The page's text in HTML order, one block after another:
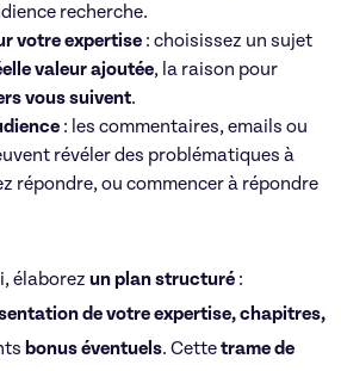
recherche.
votre expertise : choisissez un sujet
valeur ajoutée, la raison pour
vous suivent.
: les commentaires, emails ou
révéler des problématiques à
répondre, ou commencer à répondre
élaborez un plan structuré :
de votre expertise, chapitres,
bonus éventuels. Cettetrame de